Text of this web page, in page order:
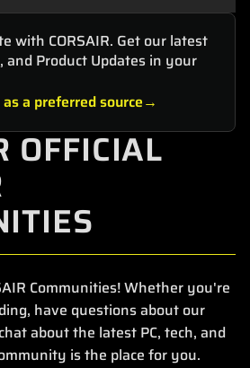
with CORSAIR. Get our latest
and Product Updates in your
as a preferred source
OFFICIAL
Communities! Whether you're
have questions about our
about the latest PC, tech, and
is the place for you.